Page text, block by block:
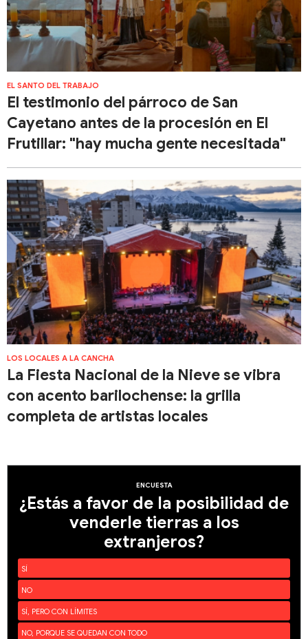
EL SANTO DEL TRABAJO
El testimonio del párroco de San
Cayetano antes de la procesión en El
Frutillar: "hay mucha gente necesitada"
LOS LOCALES A LA CANCHA
La Fiesta Nacional de la Nieve se vibra
con acento barilochense: la grilla
completa de artistas locales
ENCUESTA
¿Estás a favor de la posibilidad de
venderle tierras a los
extranjeros?
SÍ
NO
SÍ, PERO CON LÍMITES
NO, PORQUE SE QUEDAN CON TODO